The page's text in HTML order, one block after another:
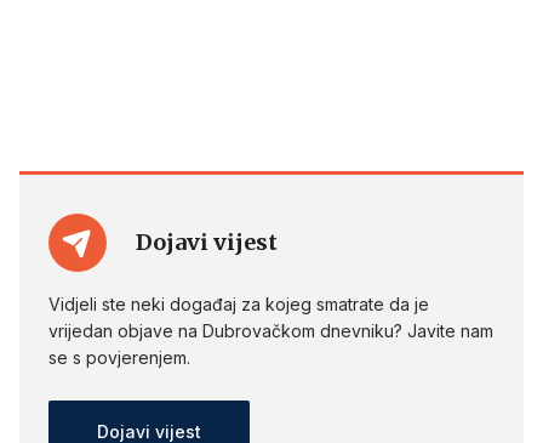
Dojavi vijest
Vidjeli ste neki događaj za kojeg smatrate da je
vrijedan objave na Dubrovačkom dnevniku? Javite nam
se s povjerenjem.
Dojavi vijest